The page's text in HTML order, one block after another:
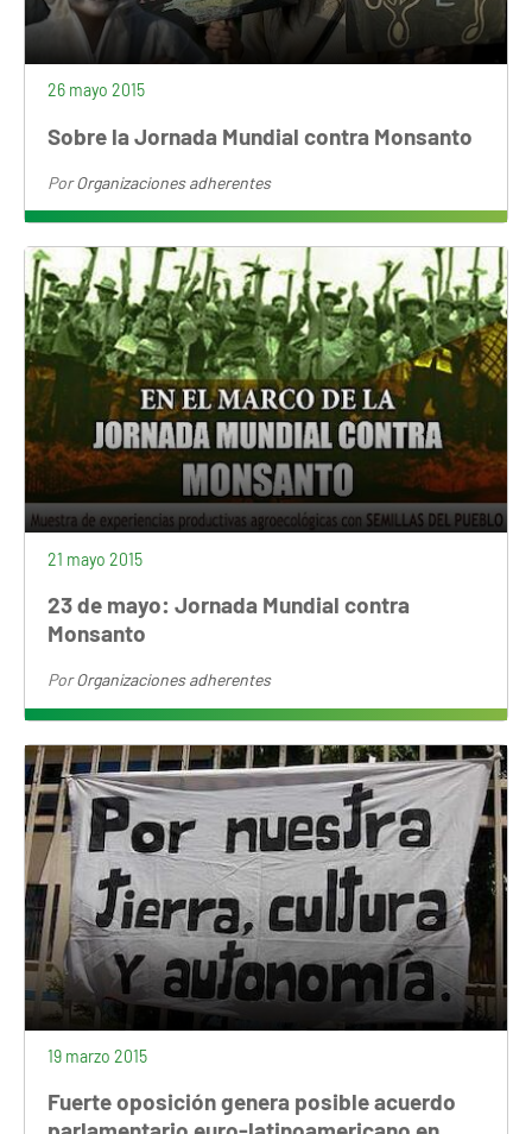
26 mayo 2015
Sobre la Jornada Mundial contra Monsanto
PorOrganizaciones adherentes
21 mayo 2015
23 de mayo: Jornada Mundial contra
Monsanto
PorOrganizaciones adherentes
19 marzo 2015
Fuerte oposición genera posible acuerdo